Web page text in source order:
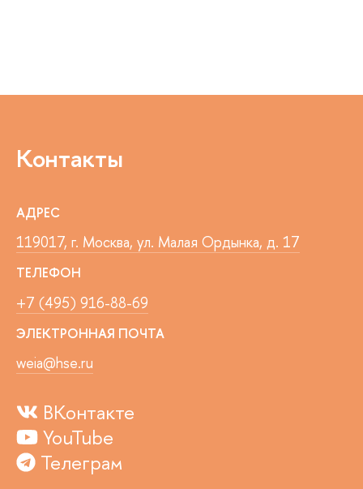
Контакты
АДРЕС
119017, г. Москва, ул. Малая Ордынка, д. 17
ТЕЛЕФОН
+7 (495) 916-88-69
ЭЛЕКТРОННАЯ ПОЧТА
weia@hse.ru
ВКонтакте
YouTube
Телеграм